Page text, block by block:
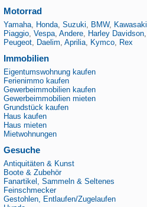
Motorrad
Yamaha, Honda, Suzuki, BMW, Kawasaki
Piaggio, Vespa, Andere, Harley Davidson,
Peugeot, Daelim, Aprilia, Kymco, Rex
Immobilien
Eigentumswohnung kaufen
Ferienimmo kaufen
Gewerbeimmobilien kaufen
Gewerbeimmobilien mieten
Grundstück kaufen
Haus kaufen
Haus mieten
Mietwohnungen
Gesuche
Antiquitäten & Kunst
Boote & Zubehör
Fanartikel, Sammeln & Seltenes
Feinschmecker
Gestohlen, Entlaufen/Zugelaufen